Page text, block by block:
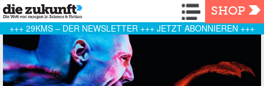
Navigation
SHOP
+++ 29KMS – DER NEWSLETTER +++ JETZT ABONNIEREN +++